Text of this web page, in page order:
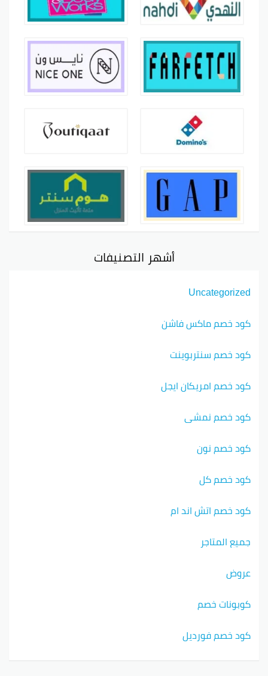
أشهر التصنيفات
Uncategorized
كود خصم ماكس فاشن
كود خصم سنتربوينت
كود خصم امريكان ايجل
كود خصم نمشي
كود خصم نون
كود خصم كل
كود خصم اتش اند ام
جميع المتاجر
عروض
كوبونات خصم
كود خصم فورديل